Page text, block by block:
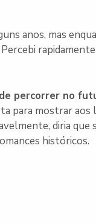
anos, mas
rapidamente
percorrer no
para mostrar aos
diria que
históricos.